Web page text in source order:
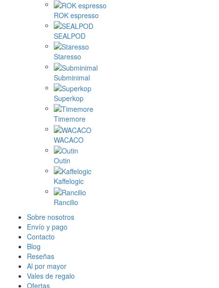
ROK espresso
SEALPOD
Staresso
Subminimal
Superkop
Timemore
WACACO
Outin
Kaffelogic
Rancilio
Sobre nosotros
Envío y pago
Contacto
Blog
Reseñas
Al por mayor
Vales de regalo
Ofertas